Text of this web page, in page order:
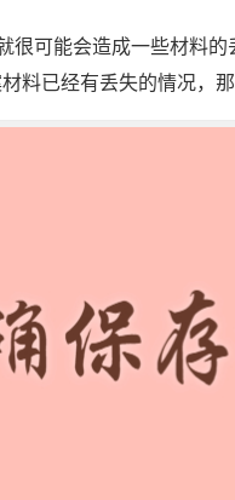
很可能会造成一些材料
料已经有丢失的情况，